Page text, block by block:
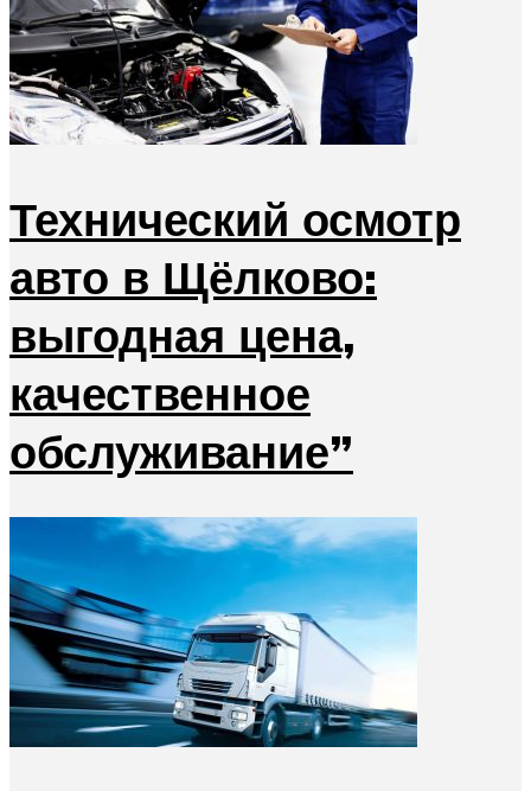
Технический осмотр
авто в Щёлково:
выгодная цена,
качественное
обслуживание”